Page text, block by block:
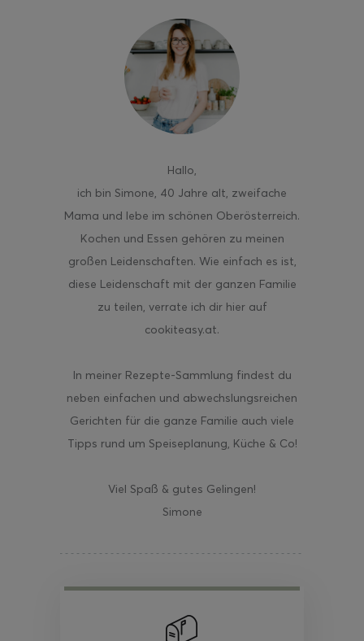
Hallo,
ich bin Simone, 40 Jahre alt, zweifache
Mama und lebe im schönen Oberösterreich.
Kochen und Essen gehören zu meinen
großen Leidenschaften. Wie einfach es ist,
diese Leidenschaft mit der ganzen Familie
zu teilen, verrate ich dir hier auf
cookiteasy.at.
In meiner Rezepte-Sammlung findest du
neben einfachen und abwechslungsreichen
Gerichten für die ganze Familie auch viele
Tipps rund um Speiseplanung, Küche & Co!
Viel Spaß & gutes Gelingen!
Simone